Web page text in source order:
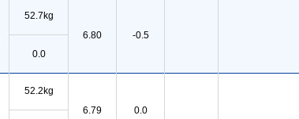
52.7kg
6.80
-0.5
0.0
52.2kg
6.79
0.0